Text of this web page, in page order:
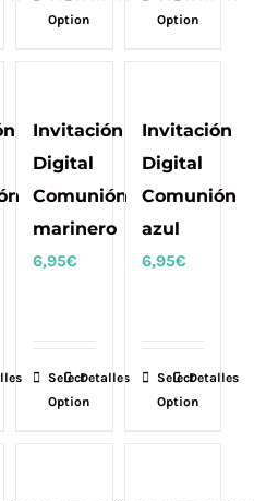
Option
Option
Invitación
Digital
Comunión
marinero
6,95€
Select
Option
Detalles
Invitación
Digital
Comunión
azul
6,95€
Select
Option
Detalles